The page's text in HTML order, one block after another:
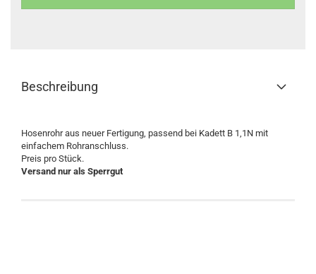
Beschreibung
Hosenrohr aus neuer Fertigung, passend bei Kadett B 1,1N mit
einfachem Rohranschluss.
Preis pro Stück.
Versand nur als Sperrgut